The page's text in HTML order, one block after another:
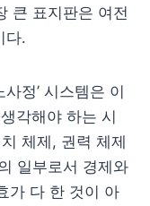
큰 표지판은 여전
다.
정’ 시스템은 이
각해야 하는 시
체제, 권력 체제
일부로서 경제와
가 다 한 것이 아